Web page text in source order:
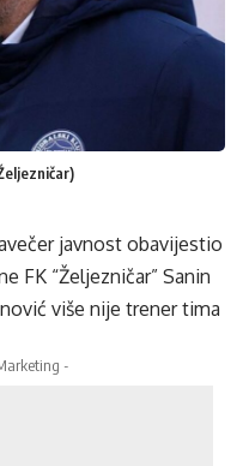
javnost obavijestio
FK “Željezničar” Sanin
više nije trener tima
-